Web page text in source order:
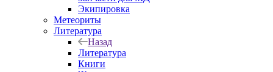
Экипировка
Метеориты
Литература
Назад
Литература
Книги